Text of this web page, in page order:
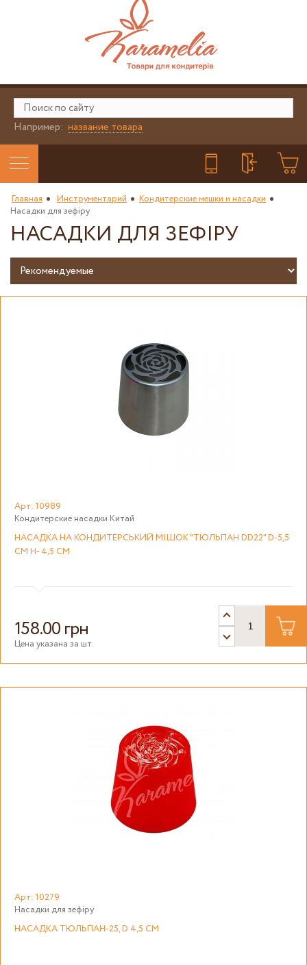
Например: название товара
Главная Инструментарий
Кондитерские мешки и насадки
Насадки для зефіру
НАСАДКИ ДЛЯ ЗЕФІРУ
Арт: 10989
Кондитерские насадки Китай
НАСАДКА НА КОНДИТЕРСЬКИЙ МІШОК "ТЮЛЬПАН DD22" D-5,5
СМ H- 4,5 СМ
158.00 грн
Цена указана за шт.
Арт: 10279
Насадки для зефіру
НАСАДКА ТЮЛЬПАН-25, D 4,5 СМ